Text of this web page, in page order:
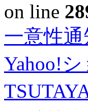
on line
一意性通
Yahoo!